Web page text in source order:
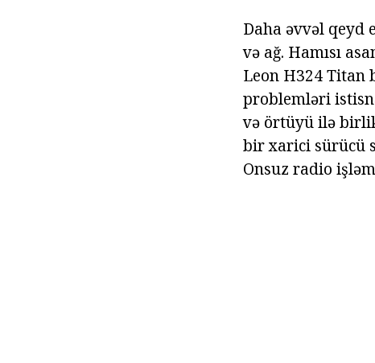
Daha əvvəl qeyd
və ağ. Hamısı
Leon H324 Titan
problemləri
və örtüyü ilə
bir xarici sürücü
Onsuz radio